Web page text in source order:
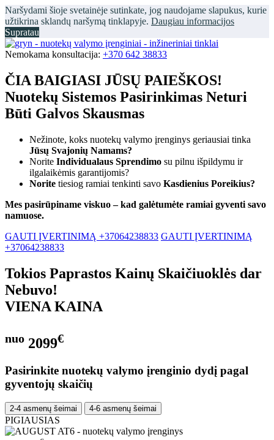
Naršydami šioje svetainėje sutinkate, jog naudojame slapukus, kurie
užtikrina sklandų naršymą tinklapyje. Daugiau informacijos
Supratau
Nemokama konsultacija: +370 642 38833
ČIA BAIGIASI JŪSŲ PAIEŠKOS!
Nuotekų Sistemos Pasirinkimas Neturi
Būti Galvos Skausmas
Nežinote, koks nuotekų valymo įrenginys geriausiai tinka
Jūsų Svajonių Namams?
Norite Individualaus Sprendimo su pilnu išpildymu ir
ilgalaikėmis garantijomis?
Norite tiesiog ramiai tenkinti savo Kasdienius Poreikius?
Mes pasirūpiname viskuo – kad galėtumėte ramiai gyventi savo
namuose.
GAUTI ĮVERTINIMĄ +37064238833 GAUTI ĮVERTINIMĄ
+37064238833
Tokios Paprastos Kainų Skaičiuoklės dar
Nebuvo!
VIENA KAINA
nuo 2099€
Pasirinkite nuotekų valymo įrenginio dydį pagal
gyventojų skaičių
2-4 asmenų šeimai 4-6 asmenų šeimai
PIGIAUSIAS